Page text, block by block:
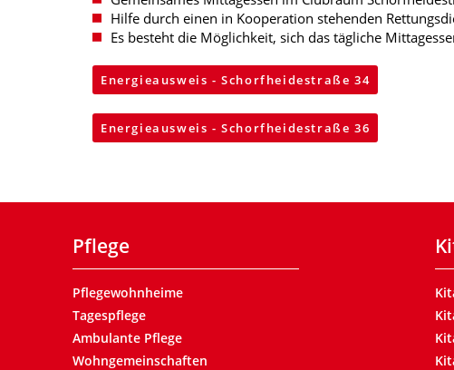
Hilfe durch einen in Kooperation stehenden
Es besteht die Möglichkeit, sich das tägliche
Energieausweis - Schorfheidestraße 34
Energieausweis - Schorfheidestraße 36
Pflege
Pflegewohnheime
Tagespflege
Ambulante Pflege
Wohngemeinschaften